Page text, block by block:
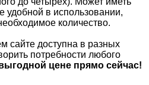
удобной в использовании,
количество.
сайте доступна в разных
потребности любого
цене прямо сейчас!